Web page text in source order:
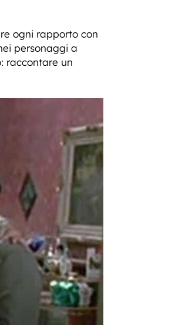
ogni rapporto con
personaggi a
raccontare un